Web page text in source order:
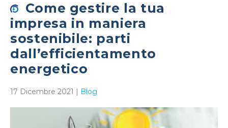
Come gestire la tua
impresa in maniera
sostenibile: parti
dall’efficientamento
energetico
17 Dicembre 2021 | Blog